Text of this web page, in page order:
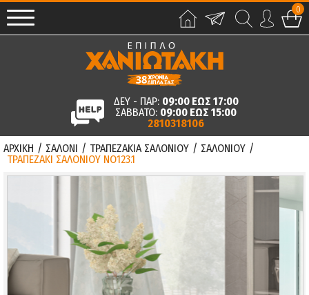
0
ΔΕΥ - ΠΑΡ: 09:00 ΕΩΣ 17:00
ΣΑΒΒΑΤΟ: 09:00 ΕΩΣ 15:00
2810318106
ΑΡΧΙΚΗ / ΣΑΛΟΝΙ / ΤΡΑΠΕΖΑΚΙΑ ΣΑΛΟΝΙΟΥ / ΣΑΛΟΝΙΟΥ /
ΤΡΑΠΕΖΑΚΙ ΣΑΛΟΝΙΟΥ ΝΟ123.1